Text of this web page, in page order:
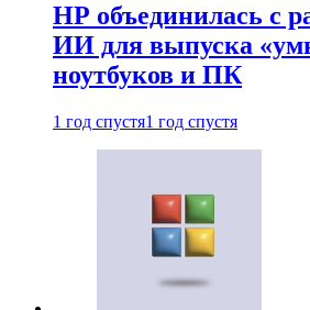
HP объединилась с
ИИ для выпуска
ноутбуков и ПК
1 год спустя1 год спустя